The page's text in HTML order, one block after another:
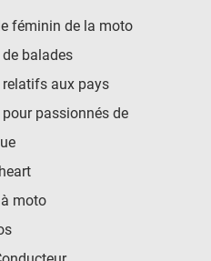
féminin de la moto
balades
relatifs aux pays
passionnés de
moto